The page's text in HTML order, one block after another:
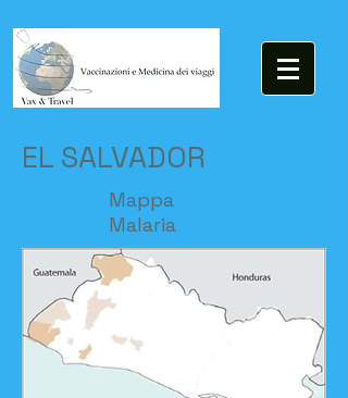
EL SALVADOR
Mappa
Malaria